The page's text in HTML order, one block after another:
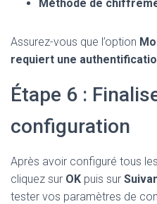
Méthode de
Assurez-vous que l’option
requiert une
Étape 6 :
configuration
Après avoir configuré tous
cliquez sur OK puis sur
tester vos paramètres de